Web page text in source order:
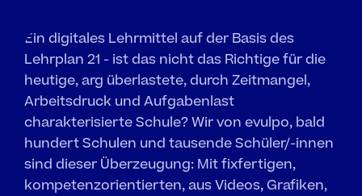
Mehr Zukunft.
Ein digitales Lehrmittel auf der Basis des
Lehrplan 21 - ist das nicht das Richtige für die
heutige, arg überlastete, durch Zeitmangel,
Arbeitsdruck und Aufgabenlast
charakterisierte Schule? Wir von evulpo, bald
hundert Schulen und tausende Schüler/-innen
sind dieser Überzeugung: Mit fixfertigen,
kompetenzorientierten, aus Videos, Grafiken,